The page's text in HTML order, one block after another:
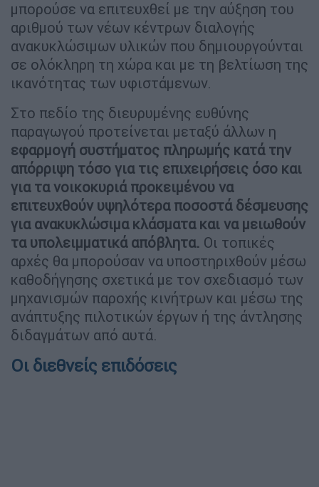
μπορούσε να επιτευχθεί με την αύξηση του
αριθμού των νέων κέντρων διαλογής
ανακυκλώσιμων υλικών που δημιουργούνται
σε ολόκληρη τη χώρα και με τη βελτίωση της
ικανότητας των υφιστάμενων.
Στο πεδίο της διευρυμένης ευθύνης
παραγωγού προτείνεται μεταξύ άλλων η
εφαρμογή συστήματος πληρωμής κατά την
απόρριψη τόσο για τις επιχειρήσεις όσο και
για τα νοικοκυριά προκειμένου να
επιτευχθούν υψηλότερα ποσοστά δέσμευσης
για ανακυκλώσιμα κλάσματα και να μειωθούν
τα υπολειμματικά απόβλητα. Οι τοπικές
αρχές θα μπορούσαν να υποστηριχθούν μέσω
καθοδήγησης σχετικά με τον σχεδιασμό των
μηχανισμών παροχής κινήτρων και μέσω της
ανάπτυξης πιλοτικών έργων ή της άντλησης
διδαγμάτων από αυτά.
Οι διεθνείς επιδόσεις